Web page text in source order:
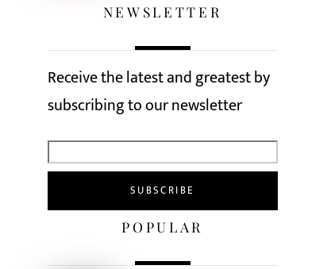
NEWSLETTER
Receive the latest and greatest by
subscribing to our newsletter
POPULAR